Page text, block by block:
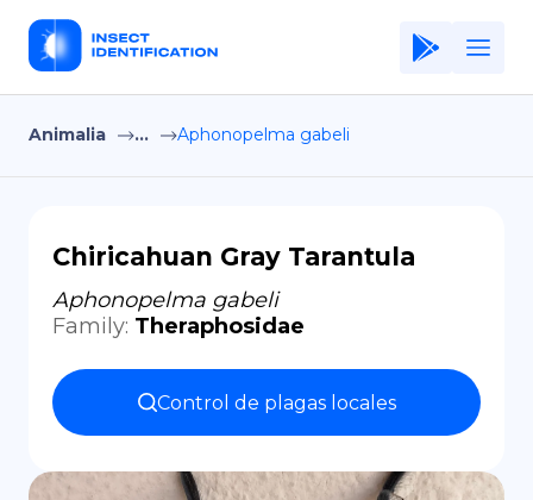
Home
Terms of Use
Privacy Policy
EN
Animalia ... Aphonopelma gabeli
Chiricahuan Gray Tarantula
Aphonopelma gabeli
Family: Theraphosidae
Control de plagas locales